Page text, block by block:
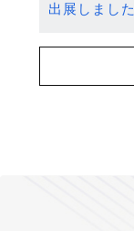
出展しました